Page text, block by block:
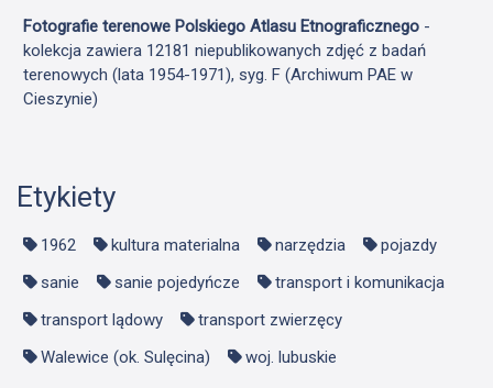
Fotografie terenowe Polskiego Atlasu Etnograficznego -
kolekcja zawiera 12181 niepublikowanych zdjęć z badań
terenowych (lata 1954-1971), syg. F (Archiwum PAE w
Cieszynie)
Etykiety
1962 kultura materialna narzędzia
pojazdy
sanie
sanie pojedyńcze
transport i komunikacja
transport lądowy
transport zwierzęcy
Walewice (ok. Sulęcina)
woj. lubuskie